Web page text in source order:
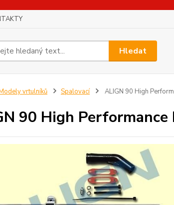
Hledat
vrtulníků Spalovací ALIGN 90 High
90 High